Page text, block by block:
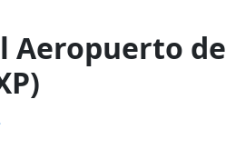
Aeropuerto de